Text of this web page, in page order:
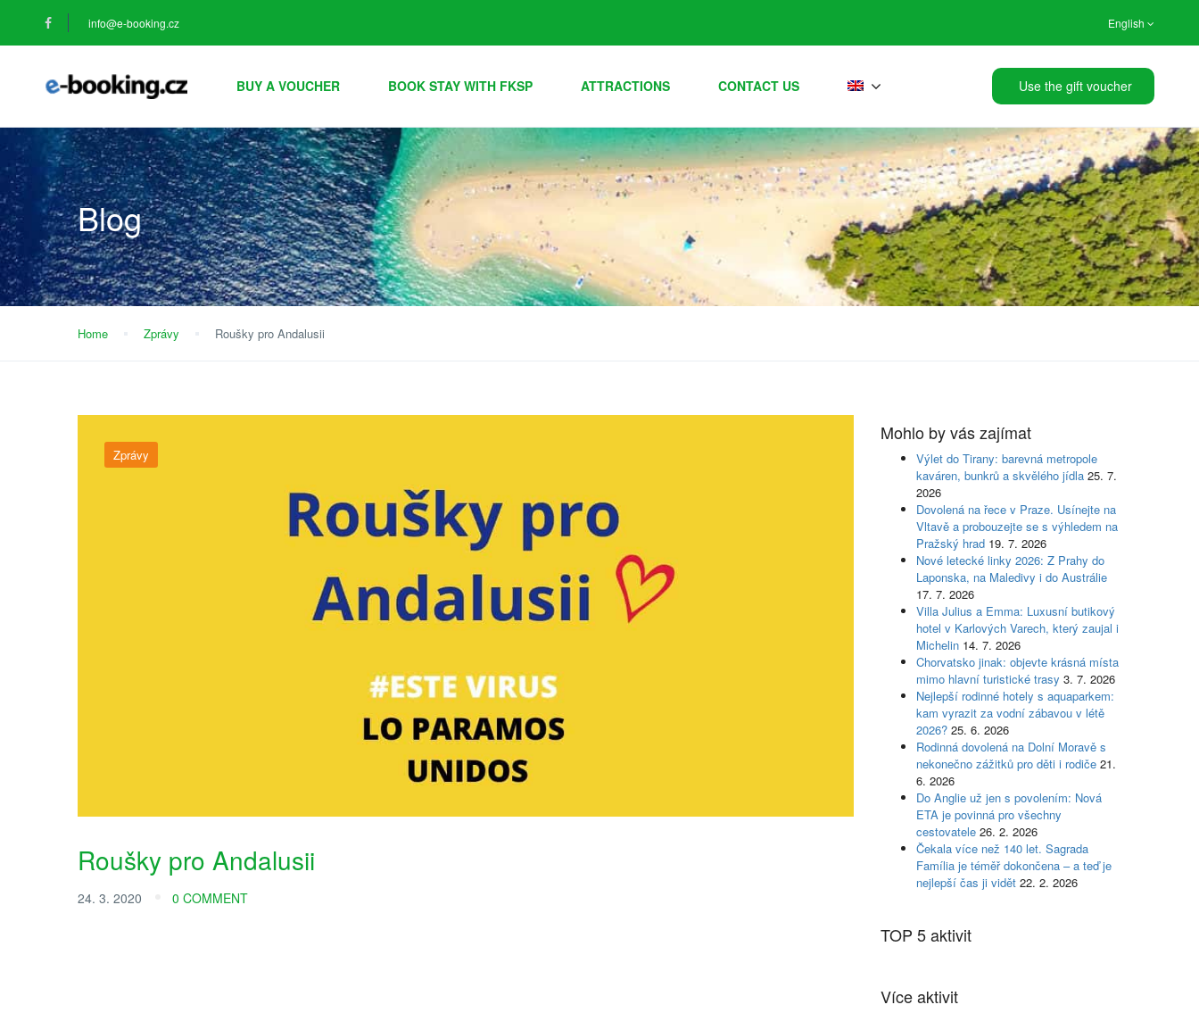
info@e-booking.cz English
BUY A VOUCHER BOOK STAY WITH FKSP ATTRACTIONS CONTACT US Use the gift voucher
Blog
Home Zprávy Roušky pro Andalusii
Zprávy
Roušky pro Andalusii
24. 3. 2020 0 COMMENT
Mohlo by vás zajímat
Výlet do Tirany: barevná metropole
kaváren, bunkrů a skvělého jídla 25. 7.
2026
Dovolená na řece v Praze. Usínejte na
Vltavě a probouzejte se s výhledem na
Pražský hrad 19. 7. 2026
Nové letecké linky 2026: Z Prahy do
Laponska, na Maledivy i do Austrálie
17. 7. 2026
Villa Julius a Emma: Luxusní butikový
hotel v Karlových Varech, který zaujal i
Michelin 14. 7. 2026
Chorvatsko jinak: objevte krásná místa
mimo hlavní turistické trasy 3. 7. 2026
Nejlepší rodinné hotely s aquaparkem:
kam vyrazit za vodní zábavou v létě
2026? 25. 6. 2026
Rodinná dovolená na Dolní Moravě s
nekonečno zážitků pro děti i rodiče 21.
6. 2026
Do Anglie už jen s povolením: Nová
ETA je povinná pro všechny
cestovatele 26. 2. 2026
Čekala více než 140 let. Sagrada
Família je téměř dokončena – a teď je
nejlepší čas ji vidět 22. 2. 2026
TOP 5 aktivit
Více aktivit